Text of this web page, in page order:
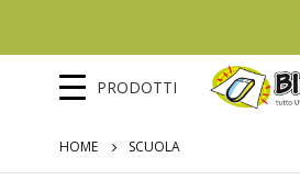
PRODOTTI
HOME SCUOLA